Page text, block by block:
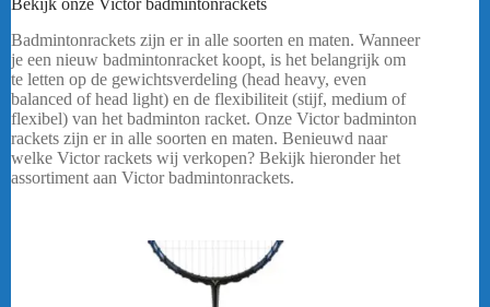
Bekijk onze Victor badmintonrackets
Badmintonrackets zijn er in alle soorten en maten. Wanneer
je een nieuw badmintonracket koopt, is het belangrijk om
te letten op de gewichtsverdeling (head heavy, even
balanced of head light) en de flexibiliteit (stijf, medium of
flexibel) van het badminton racket. Onze Victor badminton
rackets zijn er in alle soorten en maten. Benieuwd naar
welke Victor rackets wij verkopen? Bekijk hieronder het
assortiment aan Victor badmintonrackets.